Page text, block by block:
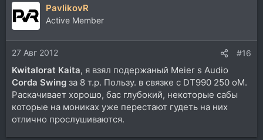
PavlikovR
Active Member
27 Авг 2012 #16
Kwitalorat Kaita, я взял подержаный Meier s Audio
Corda Swing за 8 т.р. Пользу. в связке с DT990 250 оМ.
Раскачивает хорошо, бас глубокий, некоторые сабы
которые на мониках уже перестают гудеть на них
отлично прослушиваются.